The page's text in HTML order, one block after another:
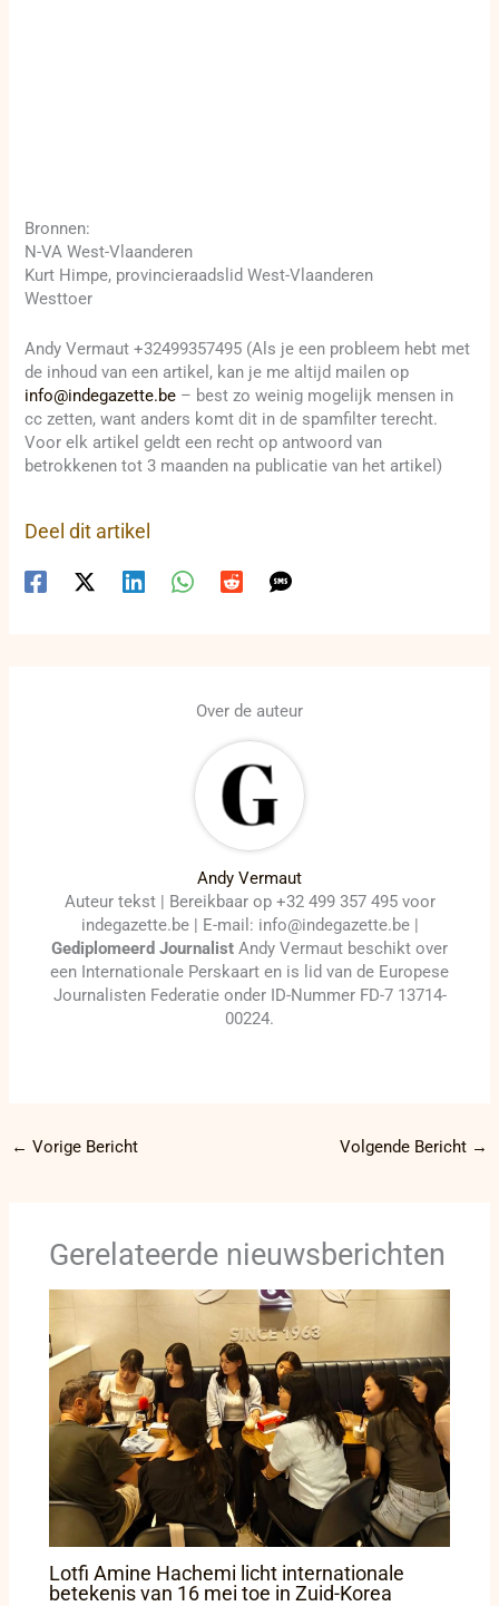
Bronnen:
N-VA West-Vlaanderen
Kurt Himpe, provincieraadslid West-Vlaanderen
Westtoer
Andy Vermaut +32499357495 (Als je een probleem hebt met
de inhoud van een artikel, kan je me altijd mailen op
info@indegazette.be – best zo weinig mogelijk mensen in
cc zetten, want anders komt dit in de spamfilter terecht.
Voor elk artikel geldt een recht op antwoord van
betrokkenen tot 3 maanden na publicatie van het artikel)
Deel dit artikel
Over de auteur
Andy Vermaut
Auteur tekst | Bereikbaar op +32 499 357 495 voor
indegazette.be | E-mail: info@indegazette.be |
Gediplomeerd Journalist Andy Vermaut beschikt over
een Internationale Perskaart en is lid van de Europese
Journalisten Federatie onder ID-Nummer FD-7 13714-
00224.
← Vorige Bericht Volgende Bericht →
Gerelateerde nieuwsberichten
Lotfi Amine Hachemi licht internationale
betekenis van 16 mei toe in Zuid-Korea